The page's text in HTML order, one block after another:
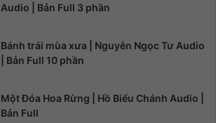
Audio | Bản Full 3 phần
Bánh trái mùa xưa | Nguyễn Ngọc Tư Audio
| Bản Full 10 phần
Một Đóa Hoa Rừng | Hồ Biểu Chánh Audio |
Bản Full